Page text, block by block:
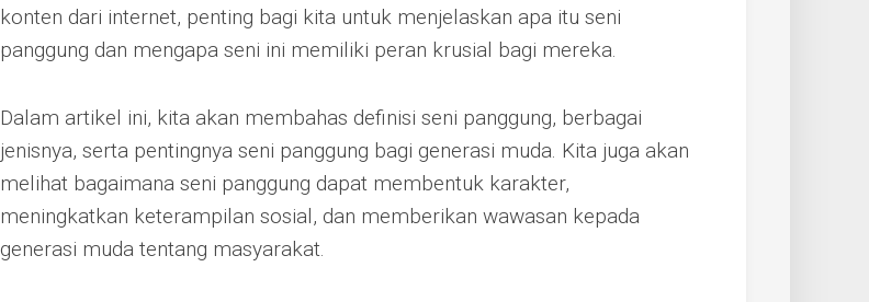
konten dari internet, penting bagi kita untuk menjelaskan apa itu seni
panggung dan mengapa seni ini memiliki peran krusial bagi mereka.
Dalam artikel ini, kita akan membahas definisi seni panggung, berbagai
jenisnya, serta pentingnya seni panggung bagi generasi muda. Kita juga akan
melihat bagaimana seni panggung dapat membentuk karakter,
meningkatkan keterampilan sosial, dan memberikan wawasan kepada
generasi muda tentang masyarakat.